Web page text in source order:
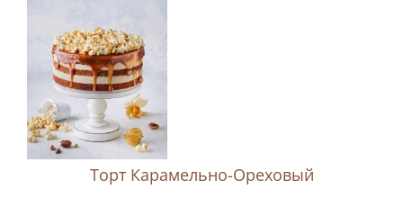
Торт Карамельно-Ореховый